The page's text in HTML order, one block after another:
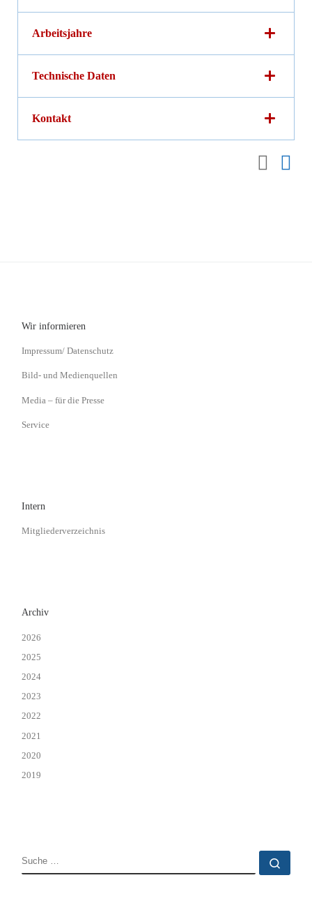
Arbeitsjahre
Technische Daten
Kontakt
fab fa-
Wir informieren
Impressum/ Datenschutz
Bild- und Medienquellen
Media – für die Presse
Service
Intern
Mitgliederverzeichnis
Archiv
2026
2025
2024
2023
2022
2021
2020
2019
SUCHE